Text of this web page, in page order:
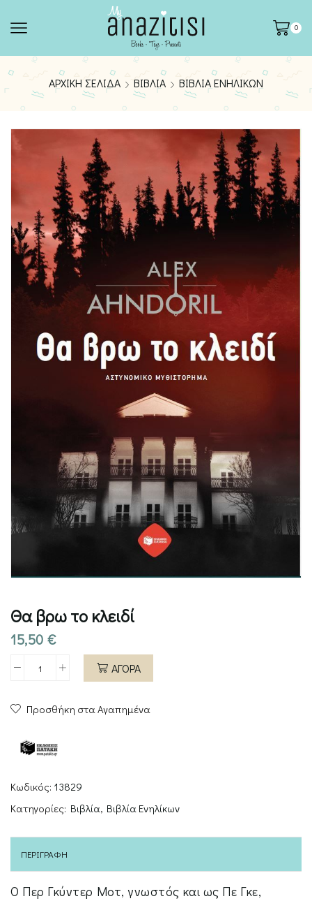
0
ΑΡΧΙΚΉ ΣΕΛΊΔΑ ΒΙΒΛΊΑ ΒΙΒΛΊΑ ΕΝΗΛΊΚΩΝ
Θα βρω το κλειδί
15,50 €
Θα
το
ποσότητα
ΑΓΟΡΑ
Προσθήκη στα Αγαπημένα
Κωδικός: 13829
Κατηγορίες: Βιβλία, Βιβλία Ενηλίκων
ΠΕΡΙΓΡΑΦΉ
O Περ Γκύντερ Μοτ, γνωστός και ως Πε Γκε,